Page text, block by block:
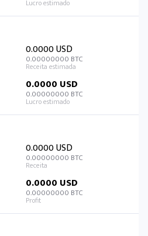
0.0000 USD
0.00000000 BTC
0.0000 USD
0.00000000 BTC
0.0000 USD
0.00000000 BTC
0.0000 USD
0.00000000 BTC